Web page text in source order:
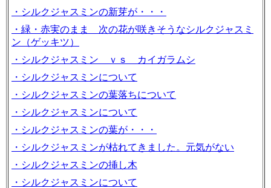
・シルクジャスミンの新芽が・・・
・緑・赤実のまま 次の花が咲きそうなシルクジャスミ
ン（ゲッキツ）
・シルクジャスミン ｖｓ カイガラムシ
・シルクジャスミンについて
・シルクジャスミンの葉落ちについて
・シルクジャスミンについて
・シルクジャスミンの葉が・・・
・シルクジャスミンが枯れてきました。元気がない
・シルクジャスミンの挿し木
・シルクジャスミンについて